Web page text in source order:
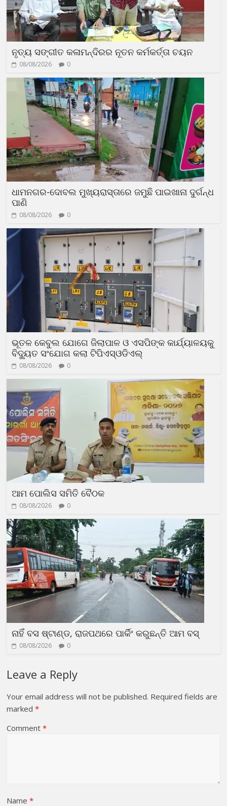
ନୃତ୍ୟ ସଙ୍ଗୀତ କଳାମନ୍ଦିରର ନୂତନ କର୍ମକର୍ତ୍ତା ଚୟନ
08/08/2026 0
ଧାମନଗର-ଦୋବଲ ମୁଖ୍ୟରାସ୍ତାରେ ଜମୁଛି ପାଇଖାନା ଦୁର୍ଗନ୍ଧ
ପାଣି
08/08/2026 0
ଭୂତଳ କେବୁଲ ଯୋଗେ ଜିଲାପାଳ ଓ ଏସପିଙ୍କ କାର୍ଯ୍ୟାଳୟକୁ
ବିଦ୍ୟୁତ ସଂଯୋଗ କଲା ଟିପିଏସ୍ଓଡିଏଲ୍
08/08/2026 0
ଆମ ପୋଲିସ ସମିତି ବୈଠକ
08/08/2026 0
ନାହିଁ ବସ ଷ୍ଟାଣ୍ଡ, ରାଜପଥରେ ପାର୍କିଂ କରୁଛନ୍ତି ଆମ ବସ୍
08/08/2026 0
Leave a Reply
Your email address will not be published. Required fields are
marked*
Comment*
Name*